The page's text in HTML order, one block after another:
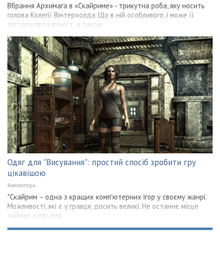
Вбрання Архимага в «Скайриме» - трикутна роба, яку носить
голова Колегії Вінтерхолда. Що в ній особливого, і може її
дістати протагоніст, а також
Одяг для "Висування": простий спосіб зробити гру
цікавішою
Компютери
"Скайрим – одна з кращих комп'ютерних ігор у своєму жанрі.
Можливості, які є у гравця, досить великі. Не останнє місце
займає одяг для